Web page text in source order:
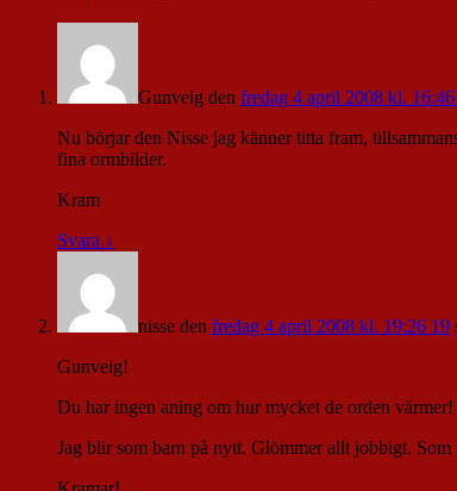
Gunveig den fredag 4 april 2008 kl.
Nu börjar den Nisse jag känner titta fram,
fina ormbilder.
Kram
Svara ↓
nisse den fredag 4 april 2008 kl. 19:26 19
Gunveig!
Du har ingen aning om hur mycket de orden värmer!
Jag blir som barn på nytt. Glömmer allt jobbigt. Som